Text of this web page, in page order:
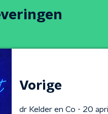
Vorige
dr Kelder en Co - 20